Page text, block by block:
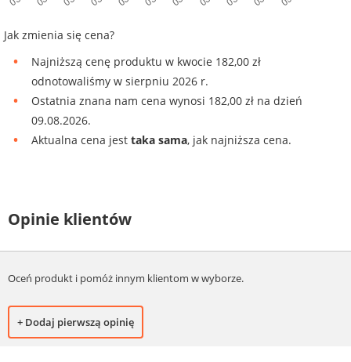
Jak zmienia się cena?
Najniższą cenę produktu w kwocie 182,00 zł
odnotowaliśmy w sierpniu 2026 r.
Ostatnia znana nam cena wynosi 182,00 zł na dzień
09.08.2026.
Aktualna cena jest taka sama, jak najniższa cena.
Opinie klientów
Oceń produkt i pomóż innym klientom w wyborze.
+ Dodaj pierwszą opinię